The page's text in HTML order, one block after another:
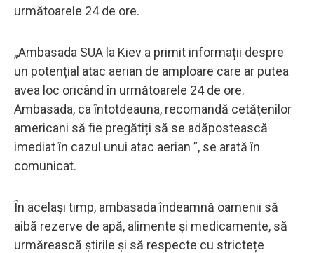
următoarele 24 de ore.
„Ambasada SUA la Kiev a primit informații despre
un potențial atac aerian de amploare care ar putea
avea loc oricând în următoarele 24 de ore.
Ambasada, ca întotdeauna, recomandă cetățenilor
americani să fie pregătiți să se adăpostească
imediat în cazul unui atac aerian ”, se arată în
comunicat.
În același timp, ambasada îndeamnă oamenii să
aibă rezerve de apă, alimente și medicamente, să
urmărească știrile și să respecte cu strictețe